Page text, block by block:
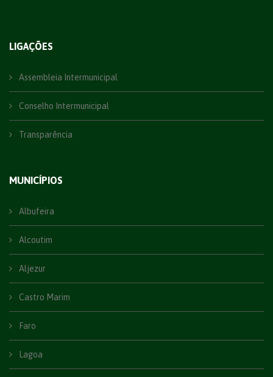
LIGAÇÕES
Assembleia Intermunicipal
Conselho Intermunicipal
Transparência
MUNICÍPIOS
Albufeira
Alcoutim
Aljezur
Castro Marim
Faro
Lagoa